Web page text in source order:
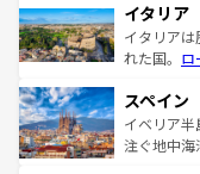
イタリア
イタリア
れた国。 ロ
ろん、トス
景など、
ピザやパス
スペイン
イベリア
注ぐ地中海